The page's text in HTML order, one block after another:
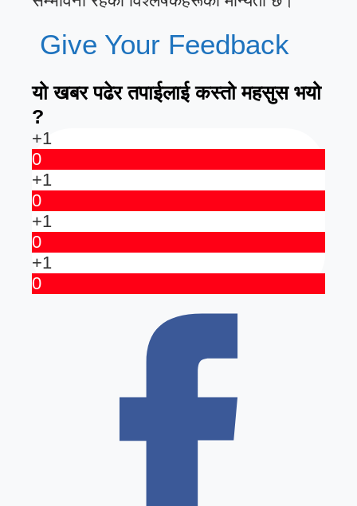
Give Your Feedback
यो खबर पढेर तपाईलाई कस्तो महसुस भयो
?
+1
0
+1
0
+1
0
+1
0